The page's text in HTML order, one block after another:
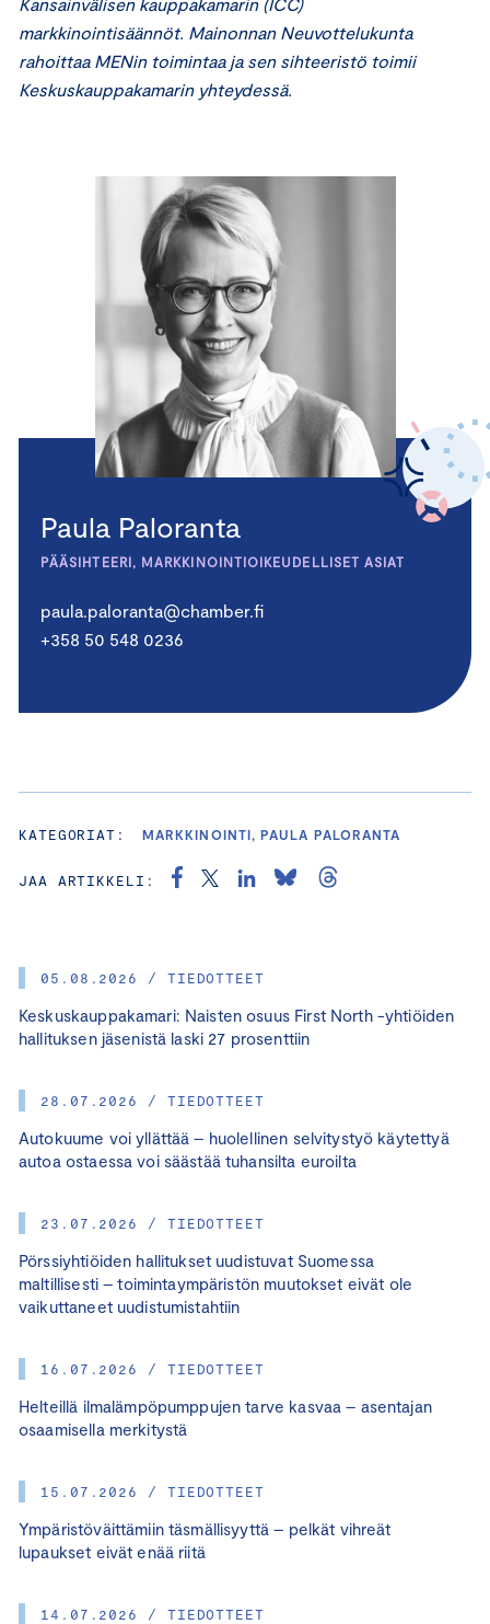
05.08.2026 / TIEDOTTEET
Keskuskauppakamari: Naisten osuus First North -yhtiöiden
hallituksen jäsenistä laski 27 prosenttiin
28.07.2026 / TIEDOTTEET
Autokuume voi yllättää – huolellinen selvitystyö käytettyä
autoa ostaessa voi säästää tuhansilta euroilta
23.07.2026 / TIEDOTTEET
Pörssiyhtiöiden hallitukset uudistuvat Suomessa
maltillisesti – toimintaympäristön muutokset eivät ole
vaikuttaneet uudistumistahtiin
16.07.2026 / TIEDOTTEET
Helteillä ilmalämpöpumppujen tarve kasvaa – asentajan
osaamisella merkitystä
15.07.2026 / TIEDOTTEET
Ympäristöväittämiin täsmällisyyttä – pelkät vihreät
lupaukset eivät enää riitä
14.07.2026 / TIEDOTTEET
markkinointisäännöt. Mainonnan Neuvottelukunta
rahoittaa MENin toimintaa ja sen sihteeristö toimii
Keskuskauppakamarin yhteydessä.
Paula Paloranta
PÄÄSIHTEERI, MARKKINOINTIOIKEUDELLISET ASIAT
paula.paloranta@chamber.fi
+358 50 548 0236
KATEGORIAT: MARKKINOINTI, PAULA PALORANTA
JAA ARTIKKELI: